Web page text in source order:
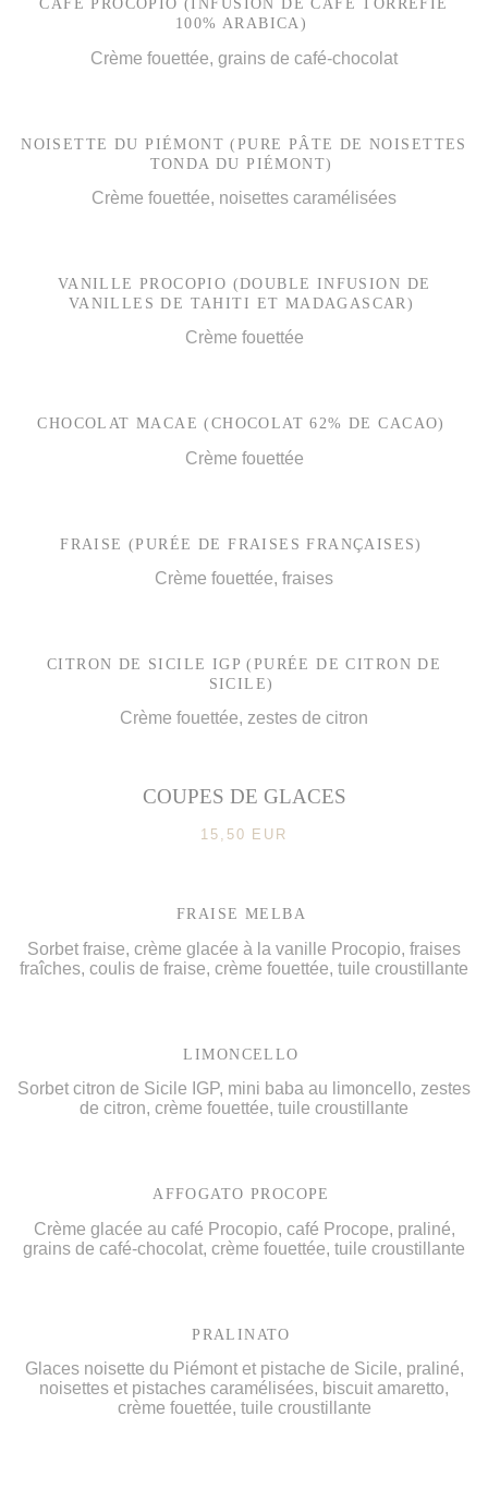
100% ARABICA)
Crème fouettée, grains de café-chocolat
NOISETTE DU PIÉMONT (PURE PÂTE DE NOISETTES
TONDA DU PIÉMONT)
Crème fouettée, noisettes caramélisées
VANILLE PROCOPIO (DOUBLE INFUSION DE
VANILLES DE TAHITI ET MADAGASCAR)
Crème fouettée
CHOCOLAT MACAE (CHOCOLAT 62% DE CACAO)
Crème fouettée
FRAISE (PURÉE DE FRAISES FRANÇAISES)
Crème fouettée, fraises
CITRON DE SICILE IGP (PURÉE DE CITRON DE
SICILE)
Crème fouettée, zestes de citron
COUPES DE GLACES
15,50 EUR
FRAISE MELBA
Sorbet fraise, crème glacée à la vanille Procopio, fraises
fraîches, coulis de fraise, crème fouettée, tuile croustillante
LIMONCELLO
Sorbet citron de Sicile IGP, mini baba au limoncello, zestes
de citron, crème fouettée, tuile croustillante
AFFOGATO PROCOPE
Crème glacée au café Procopio, café Procope, praliné,
grains de café-chocolat, crème fouettée, tuile croustillante
PRALINATO
Glaces noisette du Piémont et pistache de Sicile, praliné,
noisettes et pistaches caramélisées, biscuit amaretto,
crème fouettée, tuile croustillante